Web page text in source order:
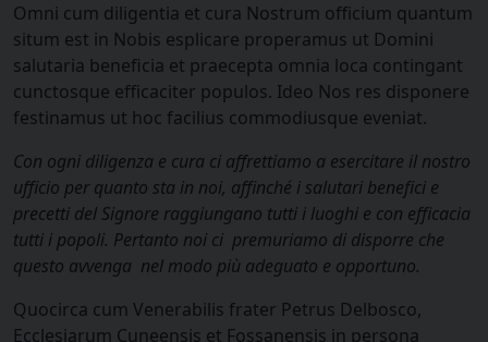
Omni cum diligentia et cura Nostrum officium quantum
situm est in Nobis esplicare properamus ut Domini
salutaria beneficia et praecepta omnia loca contingant
cunctosque efficaciter populos. Ideo Nos res disponere
festinamus ut hoc facilius commodiusque eveniat.
Con ogni diligenza e cura ci affrettiamo a esercitare il nostro
ufficio per quanto sta in noi, affinché i salutari benefici e
precetti del Signore raggiungano tutti i luoghi e con efficacia
tutti i popoli. Pertanto noi ci premuriamo di disporre che
questo avvenga nel modo più adeguato e opportuno.
Quocirca cum Venerabilis frater Petrus Delbosco,
Ecclesiarum Cuneensis et Fossanensis in persona